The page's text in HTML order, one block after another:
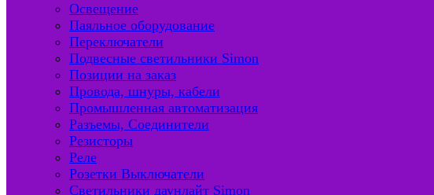
Освещение
Паяльное оборудование
Переключатели
Подвесные светильники Simon
Позиции на заказ
Провода, шнуры, кабели
Промышленная автоматизация
Разъемы, Соединители
Резисторы
Реле
Розетки Выключатели
Светильники даунлайт Simon